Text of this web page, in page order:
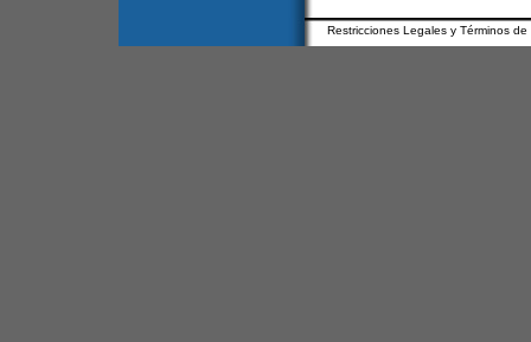
Restricciones Legales y Términos de